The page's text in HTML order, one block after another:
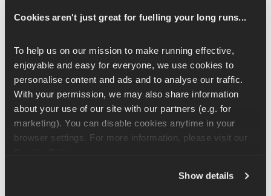
Cookies aren't just great for fuelling your long runs...
To help us on our mission to make running effective,
enjoyable and easy for everyone, we use cookies to
personalise content and ads and to analyse our traffic.
With your permission, we may also share information
about your use of our site with our partners (e.g. for
marketing). You can disable cookies anytime in your
Show details
Auf lange Sicht ist Sport gut für dein Immunsystem, aber wenn
schwächen. Das birgt das Risiko, sich eine Erkältung oder
Grippe einzufangen, vor allem wenn du dich nicht auf deine
Genesung konzentrierst und weiter trainierst. Eine Studie hat
gezeigt, dass Marathon-Läufer bis zu sechs Mal häufiger eine
Erkältung kriegen.
Ein geschwächtes Immunsystem ist auch
einer der Hauptgründe für das „Übertrainingssyndrom“. Es ist
echt empfehlenswert, sich nach 26,2 Meilen ein bisschen